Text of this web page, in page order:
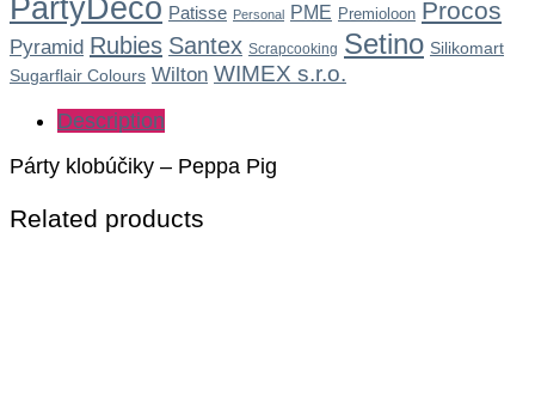
PartyDeco Patisse Personal PME Premioloon Procos
Pyramid Rubies Santex Scrapcooking Setino Silikomart
Sugarflair Colours Wilton WIMEX s.r.o.
Description
Párty klobúčiky – Peppa Pig
Related products